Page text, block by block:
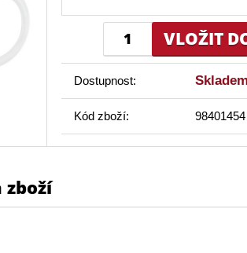
Dostupnost: Skladem
Kód zboží: 98401454
zboží